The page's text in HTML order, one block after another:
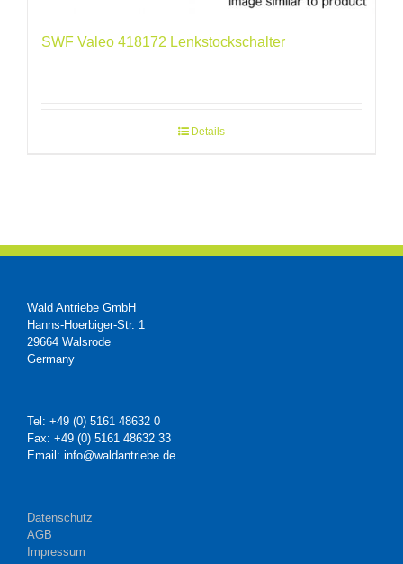
SWF Valeo 418172 Lenkstockschalter
Details
Wald Antriebe GmbH
Hanns-Hoerbiger-Str. 1
29664 Walsrode
Germany
Tel: +49 (0) 5161 48632 0
Fax: +49 (0) 5161 48632 33
Email: info@waldantriebe.de
Datenschutz
AGB
Impressum